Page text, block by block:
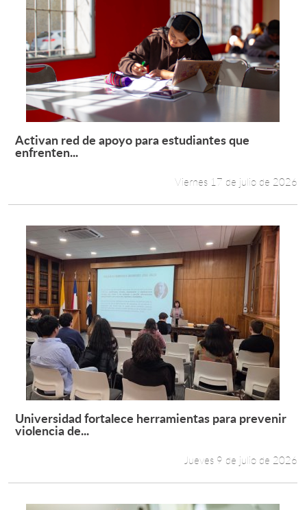
Leer más +
Activan red de apoyo para estudiantes que
enfrenten...
Viernes 17 de julio de 2026
Leer más +
Universidad fortalece herramientas para prevenir
violencia de...
Jueves 9 de julio de 2026